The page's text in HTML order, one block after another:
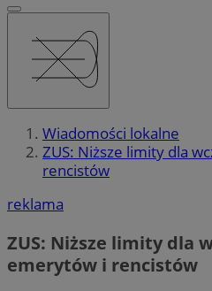
Wiadomości lokalne
ZUS: Niższe limity dla
rencistów
reklama
ZUS: Niższe limity dla
emerytów i rencistów